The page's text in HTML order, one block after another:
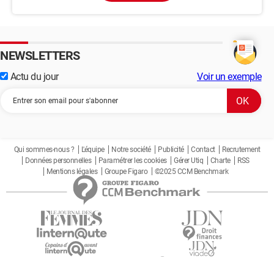
NEWSLETTERS
Actu du jour Voir un exemple
Qui sommes-nous ? L'équipe Notre société Publicité Contact
Recrutement
Données personnelles
Paramétrer les cookies Gérer Utiq Charte
RSS
Mentions légales
Groupe Figaro ©2025 CCM Benchmark